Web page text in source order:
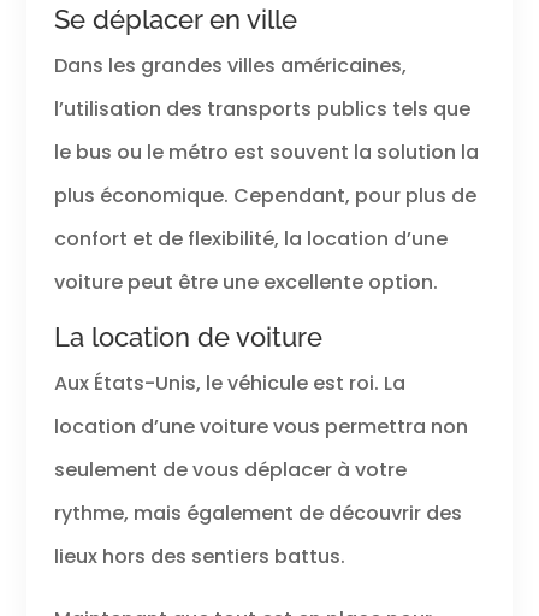
Se déplacer en ville
Dans les grandes villes américaines,
l’utilisation des transports publics tels que
le bus ou le métro est souvent la solution la
plus économique. Cependant, pour plus de
confort et de flexibilité, la location d’une
voiture peut être une excellente option.
La location de voiture
Aux États-Unis, le véhicule est roi. La
location d’une voiture vous permettra non
seulement de vous déplacer à votre
rythme, mais également de découvrir des
lieux hors des sentiers battus.